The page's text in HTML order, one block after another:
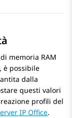
memoria RAM
è possibile
dalla
questi valori
profili del
IP Office.